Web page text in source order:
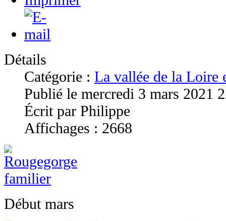
Détails
Catégorie : La vallée de la Loire
Publié le mercredi 3 mars 2021
Écrit par Philippe
Affichages : 2668
Début mars